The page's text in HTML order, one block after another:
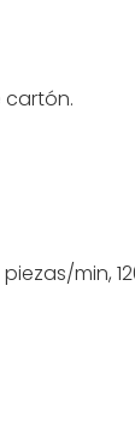
cartón.
min,